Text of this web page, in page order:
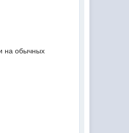
на обычных